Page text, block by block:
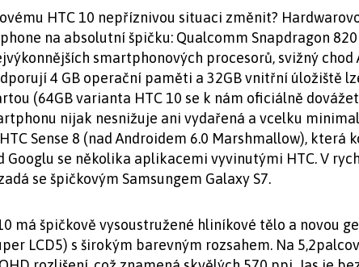
HTC 10 nepříznivou situaci změnit?
na absolutní špičku: Qualcomm Snapdragon
smartphonových procesorů, svižný chod
4 GB operační paměti a 32GB vnitřní úložiště
(64GB varianta HTC 10 se k nám oficiálně
nijak nesnižuje ani vydařená a vcelku
Sense 8 (nad Androidem 6.0 Marshmallow), která
Googlu se několika aplikacemi vyvinutými HTC. V
se špičkovým Samsungem Galaxy S7.
má špičkově vysoustružené hliníkové tělo a novou
LCD5) s širokým barevným rozsahem. Na